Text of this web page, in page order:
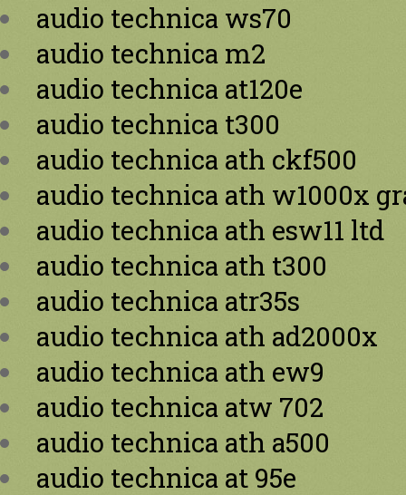
audio technica ws70
audio technica m2
audio technica at120e
audio technica t300
audio technica ath ckf500
audio technica ath w1000x
audio technica ath esw11 ltd
audio technica ath t300
audio technica atr35s
audio technica ath ad2000x
audio technica ath ew9
audio technica atw 702
audio technica ath a500
audio technica at 95e